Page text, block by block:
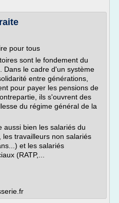
pour tous
sont le fondement du
Dans le cadre d'un système
entre générations,
pour payer les pensions de
ils s'ouvrent des
du régime général de la
aussi bien les salariés du
travailleurs non salariés
et les salariés
(RATP,...